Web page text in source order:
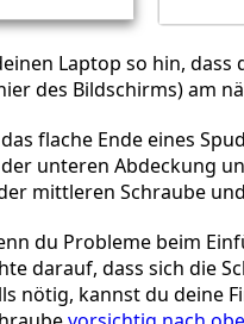
Laptop so hin,
des Bildschirms) am
flache Ende eines
unteren Abdeckung
mittleren Schraube und
du Probleme beim
darauf, dass sich die
nötig, kannst du deine